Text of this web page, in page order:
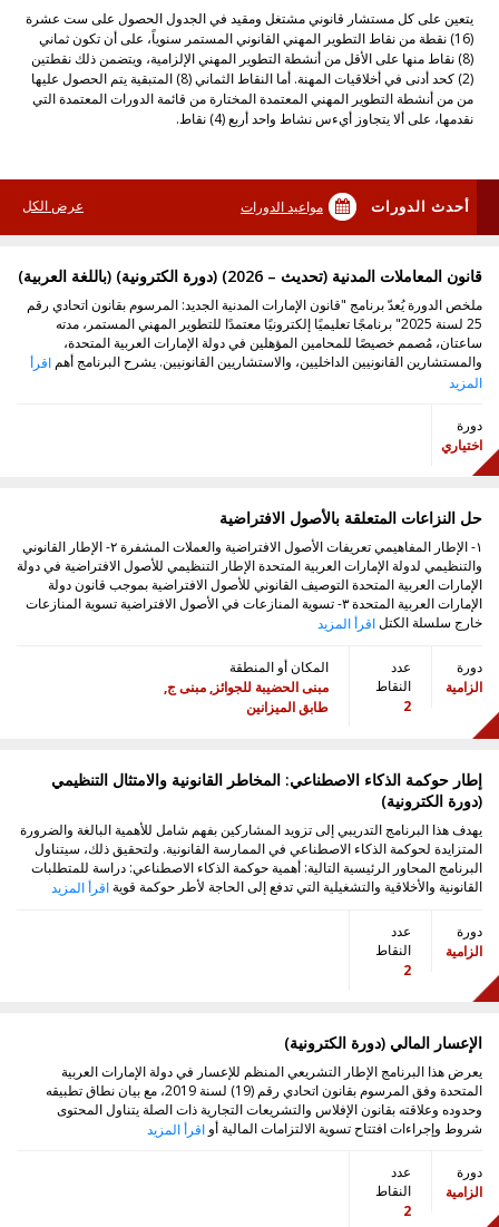
يتعين على كل مستشار قانوني مشتغل ومقيد في الجدول الحصول على ست عشرة
(16) نقطة من نقاط التطوير المهني القانوني المستمر سنوياً، على أن تكون ثماني
(8) نقاط منها على الأقل من أنشطة التطوير المهني الإلزامية، ويتضمن ذلك نقطتين
(2) كحد أدنى في أخلاقيات المهنة. أما النقاط الثماني (8) المتبقية يتم الحصول عليها
من من أنشطة التطوير المهني المعتمدة المختارة من قائمة الدورات المعتمدة التي
نقدمها، على ألا يتجاوز أيءس نشاط واحد أربع (4) نقاط.
أحدث الدورات مواعيد الدورات عرض الكل
قانون المعاملات المدنية (تحديث – 2026) (دورة الكترونية) (باللغة العربية)
ملخص الدورة يُعدّ برنامج "قانون الإمارات المدنية الجديد: المرسوم بقانون اتحادي رقم
25 لسنة 2025" برنامجًا تعليميًا إلكترونيًا معتمدًا للتطوير المهني المستمر، مدته
ساعتان، مُصمم خصيصًا للمحامين المؤهلين في دولة الإمارات العربية المتحدة،
والمستشارين القانونيين الداخليين، والاستشاريين القانونيين. يشرح البرنامج أهم اقرأ
المزيد
دورة
اختياري
حل النزاعات المتعلقة بالأصول الافتراضية
١- الإطار المفاهيمي تعريفات الأصول الافتراضية والعملات المشفرة ٢- الإطار القانوني
والتنظيمي لدولة الإمارات العربية المتحدة الإطار التنظيمي للأصول الافتراضية في دولة
الإمارات العربية المتحدة التوصيف القانوني للأصول الافتراضية بموجب قانون دولة
الإمارات العربية المتحدة ٣- تسوية المنازعات في الأصول الافتراضية تسوية المنازعات
خارج سلسلة الكتلاقرأ المزيد
دورة
الزامية
عدد
النقاط
2
المكان أو المنطقة
مبنى الحضيبة للجوائز, مبنى ج,
طابق الميزانين
إطار حوكمة الذكاء الاصطناعي: المخاطر القانونية والامتثال التنظيمي
(دورة الكترونية)
يهدف هذا البرنامج التدريبي إلى تزويد المشاركين بفهم شامل للأهمية البالغة والضرورة
المتزايدة لحوكمة الذكاء الاصطناعي في الممارسة القانونية. ولتحقيق ذلك، سيتناول
البرنامج المحاور الرئيسية التالية: أهمية حوكمة الذكاء الاصطناعي: دراسة للمتطلبات
القانونية والأخلاقية والتشغيلية التي تدفع إلى الحاجة لأطر حوكمة قويةاقرأ المزيد
دورة
الزامية
عدد
النقاط
2
الإعسار المالي (دورة الكترونية)
يعرض هذا البرنامج الإطار التشريعي المنظم للإعسار في دولة الإمارات العربية
المتحدة وفق المرسوم بقانون اتحادي رقم (19) لسنة 2019، مع بيان نطاق تطبيقه
وحدوده وعلاقته بقانون الإفلاس والتشريعات التجارية ذات الصلة يتناول المحتوى
شروط وإجراءات افتتاح تسوية الالتزامات المالية أو اقرأ المزيد
دورة
الزامية
عدد
النقاط
2